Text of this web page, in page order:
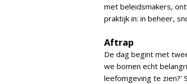
met beleidsmakers,
praktijk in: in beheer,
Aftrap
De dag begint met
we bomen echt
leefomgeving te zien?'